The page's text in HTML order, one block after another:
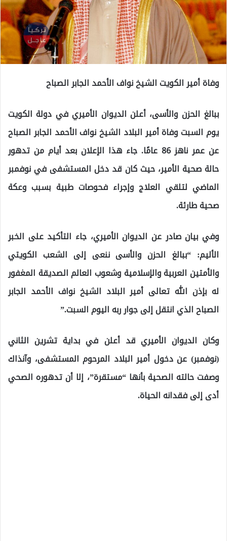
وفاة أمير الكويت الشيخ نواف الأحمد الجابر الصباح
ببالغ الحزن والأسى، أعلن الديوان الأميري في دولة الكويت
يوم السبت وفاة أمير البلاد الشيخ نواف الأحمد الجابر الصباح
عن عمر ناهز 86 عامًا. جاء هذا الإعلان بعد أيام من تدهور
حالة صحية الأمير، حيث كان قد دخل المستشفى في نوفمبر
الماضي لتلقي العلاج وإجراء فحوصات طبية بسبب وعكة
صحية طارئة.
وفي بيان صادر عن الديوان الأميري، جاء التأكيد على الخبر
الأليم: “ببالغ الحزن والأسى ننعى إلى الشعب الكويتي
والأمتين العربية والإسلامية وشعوب العالم الصديقة المغفور
له بإذن الله تعالى أمير البلاد الشيخ نواف الأحمد الجابر
الصباح الذي انتقل إلى جوار ربه اليوم السبت.”
وكان الديوان الأميري قد أعلن في بداية تشرين الثاني
(نوفمبر) عن دخول أمير البلاد المرحوم المستشفى، وآنذاك
وصفت حالته الصحية بأنها “مستقرة”، إلا أن تدهوره الصحي
أدى إلى فقدانه الحياة.